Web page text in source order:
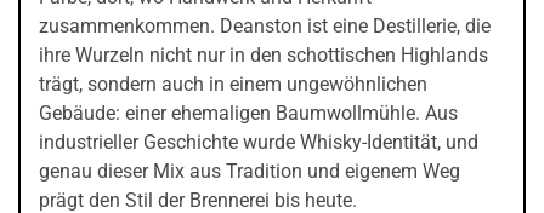
zusammenkommen. Deanston ist eine Destillerie, die
ihre Wurzeln nicht nur in den schottischen Highlands
trägt, sondern auch in einem ungewöhnlichen
Gebäude: einer ehemaligen Baumwollmühle. Aus
industrieller Geschichte wurde Whisky-Identität, und
genau dieser Mix aus Tradition und eigenem Weg
prägt den Stil der Brennerei bis heute.